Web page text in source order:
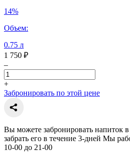
14%
Объем:
0.75 л
1 750 ₽
–
+
Забронировать по этой цене
Вы можете забронировать напиток
забрать его в течение 3-дней Мы
10-00 до 21-00